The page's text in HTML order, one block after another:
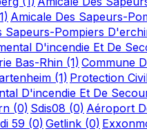
Amicale Des Sapeurs-
Sapeurs-Pompiers
D'incendie Et De
Bas-Rhin (1) Commune
(1) Protection
D'incendie Et De
(0) Sdis08 (0) Aéroport
59 (0) Getlink (0)